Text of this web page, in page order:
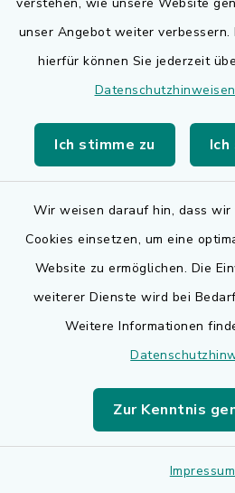
unser Angebot weiter
hierfür können Sie jederzeit
Datenschutzhinweisen
Ich stimme zu
Wir weisen darauf hin, dass
Cookies einsetzen, um eine
Website zu ermöglichen. Die
weiterer Dienste wird bei
Weitere Informationen
Zur Kenntnis
Impressum
08.09. – 11.09.2023
Vereine Kirchen
Feste & Feiern
Führung durch
Aischgrund in
06.08.2023
Fischereimuseum
Aischgrund in